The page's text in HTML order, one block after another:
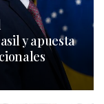
y apuesta